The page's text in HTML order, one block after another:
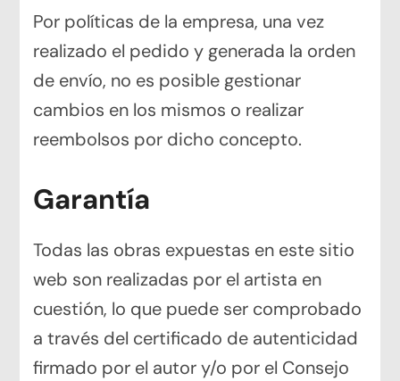
Por políticas de la empresa, una vez
realizado el pedido y generada la orden
de envío, no es posible gestionar
cambios en los mismos o realizar
reembolsos por dicho concepto.
Garantía
Todas las obras expuestas en este sitio
web son realizadas por el artista en
cuestión, lo que puede ser comprobado
a través del certificado de autenticidad
firmado por el autor y/o por el Consejo